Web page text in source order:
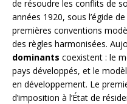
de résoudre les conflits de
années 1920, sous l’égide
premières conventions
des règles harmonisées.
dominants coexistent : le
pays développés, et le
en développement. Le
d’imposition à l’État de